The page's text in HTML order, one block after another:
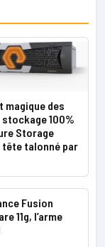
magique des
stockage 100%
Storage
tête talonné par
Fusion
11g, l’arme